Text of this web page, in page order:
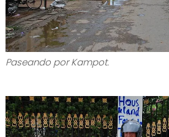
Paseando por Kampot.